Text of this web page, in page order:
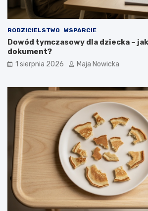
RODZICIELSTWO WSPARCIE
Dowód tymczasowy dla dziecka –
dokument?
1 sierpnia 2026 Maja Nowicka